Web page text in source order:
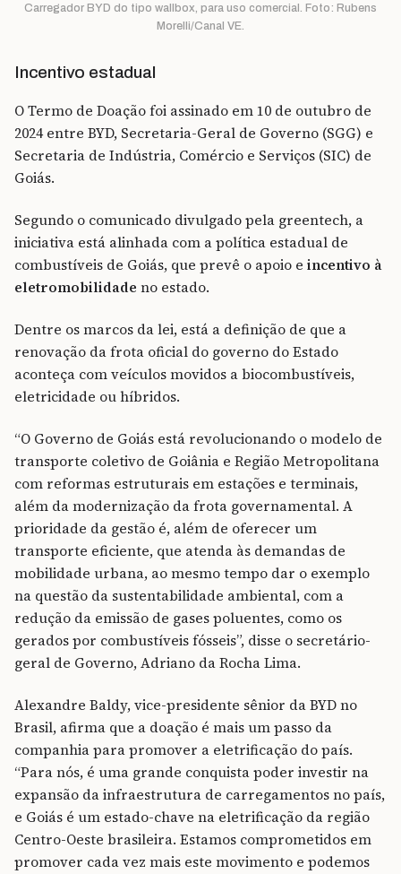
Carregador BYD do tipo wallbox, para uso comercial. Foto: Rubens
Morelli/Canal VE.
Incentivo estadual
O Termo de Doação foi assinado em 10 de outubro de
2024 entre BYD, Secretaria-Geral de Governo (SGG) e
Secretaria de Indústria, Comércio e Serviços (SIC) de
Goiás.
Segundo o comunicado divulgado pela greentech, a
iniciativa está alinhada com a política estadual de
combustíveis de Goiás, que prevê o apoio e incentivo à
eletromobilidade no estado.
Dentre os marcos da lei, está a definição de que a
renovação da frota oficial do governo do Estado
aconteça com veículos movidos a biocombustíveis,
eletricidade ou híbridos.
“O Governo de Goiás está revolucionando o modelo de
transporte coletivo de Goiânia e Região Metropolitana
com reformas estruturais em estações e terminais,
além da modernização da frota governamental. A
prioridade da gestão é, além de oferecer um
transporte eficiente, que atenda às demandas de
mobilidade urbana, ao mesmo tempo dar o exemplo
na questão da sustentabilidade ambiental, com a
redução da emissão de gases poluentes, como os
gerados por combustíveis fósseis”, disse o secretário-
geral de Governo, Adriano da Rocha Lima.
Alexandre Baldy, vice-presidente sênior da BYD no
Brasil, afirma que a doação é mais um passo da
companhia para promover a eletrificação do país.
“Para nós, é uma grande conquista poder investir na
expansão da infraestrutura de carregamentos no país,
e Goiás é um estado-chave na eletrificação da região
Centro-Oeste brasileira. Estamos comprometidos em
promover cada vez mais este movimento e podemos